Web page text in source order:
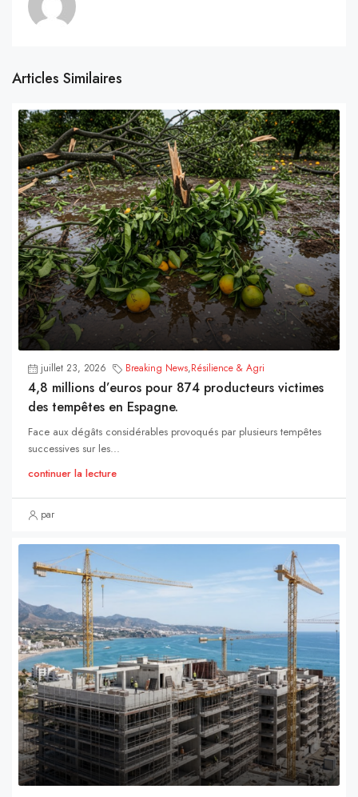
Articles Similaires
juillet 23, 2026 Breaking News,Résilience & Agri
4,8 millions d’euros pour 874 producteurs victimes
des tempêtes en Espagne.
Face aux dégâts considérables provoqués par plusieurs tempêtes
successives sur les...
continuer la lecture
par